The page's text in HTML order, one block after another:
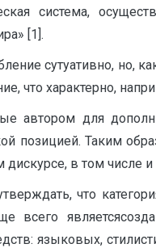
система,
[1].
сутуативно, но,
что характерно,
автором для
позицией. Таким
в том числе и
что
языковых,